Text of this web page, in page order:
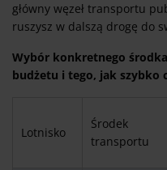
główny węzeł transportu
ruszysz w dalszą drogę do
Wybór konkretnego
budżetu i tego, jak szybko
Lotnisko
Środek
transportu